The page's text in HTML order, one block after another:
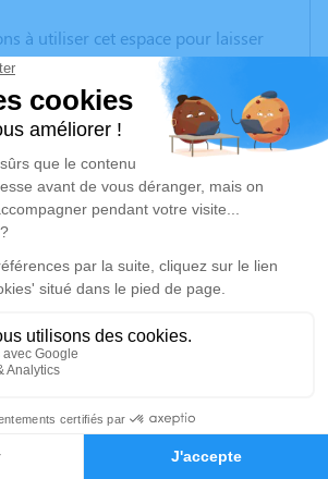
Hommages
à utiliser cet espace pour laisser
partager des photos souvenirs, une
vos pensées à travers des
Cet endroit est un lieu
à honorer la mémoire de Roger
d’arbre hommage est
Je rends hommage